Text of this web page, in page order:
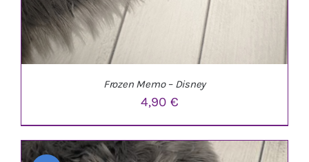
WERDEN
Frozen Memo – Disney
4,90€